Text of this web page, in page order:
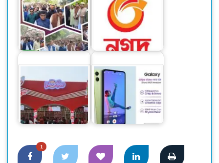
স্বতন্ত্র প্রার্থী দোলনকে
ঘিরে…
আর্থিক খাত অস্থিতিশীল
করতে নগদের বিপক্ষে
চক্রান্ত হচ্ছে
খাদ্যপণ্যের বিশাল
সমাহার নিয়ে বাণিজ্য
মেলায় প্রাণ
‘অসাম’ সিরিজের নতুন
স্মার্টফোন নিয়ে এলো
স্যামসাং
1